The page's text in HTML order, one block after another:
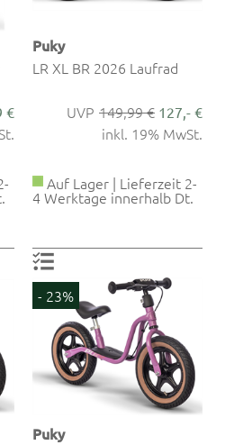
€
Puky
LR XL BR 2026 Laufrad
149,99 € 127,- €
inkl. 19% MwSt.
Auf Lager | Lieferzeit 2-
4 Werktage innerhalb Dt.
- 23%
Puky